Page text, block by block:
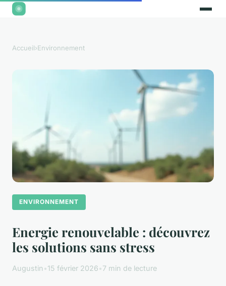
Accueil›Environnement
ENVIRONNEMENT
Energie renouvelable : découvrez
les solutions sans stress
Augustin •15 février 2026•7 min de lecture